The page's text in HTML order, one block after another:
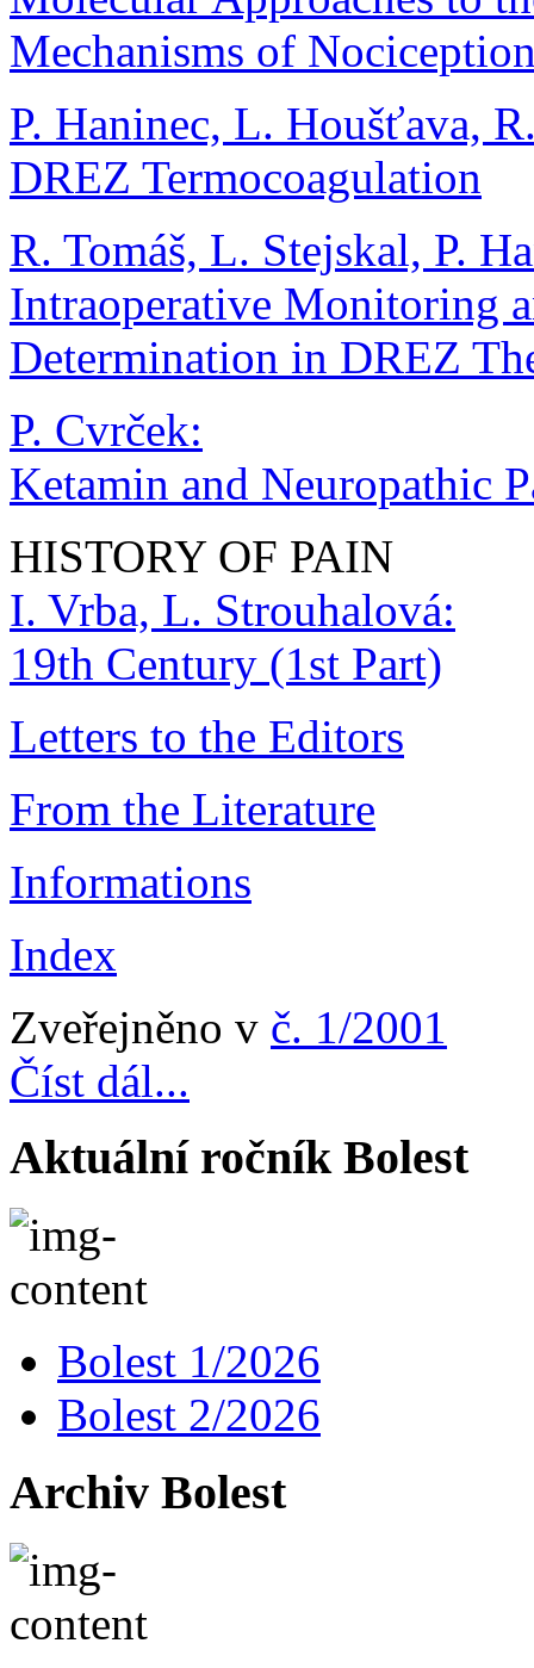
Mechanisms of
P. Haninec, L. Houšťava,
DREZ Termocoagulation
R. Tomáš, L. Stejskal, P.
Intraoperative Monitoring
Determination in DREZ
P. Cvrček:
Ketamin and Neuropathic
HISTORY OF PAIN
I. Vrba, L. Strouhalová:
19th Century (1st Part)
Letters to the Editors
From the Literature
Informations
Index
Zveřejněno v č. 1/2001
Číst dál...
Aktuální ročník Bolest
Bolest 1/2026
Bolest 2/2026
Archiv Bolest